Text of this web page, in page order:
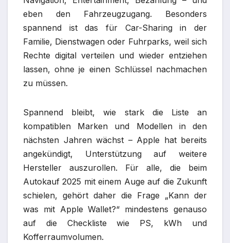
eben den Fahrzeugzugang. Besonders
spannend ist das für Car-Sharing in der
Familie, Dienstwagen oder Fuhrparks, weil sich
Rechte digital verteilen und wieder entziehen
lassen, ohne je einen Schlüssel nachmachen
zu müssen.​
Spannend bleibt, wie stark die Liste an
kompatiblen Marken und Modellen in den
nächsten Jahren wächst – Apple hat bereits
angekündigt, Unterstützung auf weitere
Hersteller auszurollen. Für alle, die beim
Autokauf 2025 mit einem Auge auf die Zukunft
schielen, gehört daher die Frage „Kann der
was mit Apple Wallet?“ mindestens genauso
auf die Checkliste wie PS, kWh und
Kofferraumvolumen.